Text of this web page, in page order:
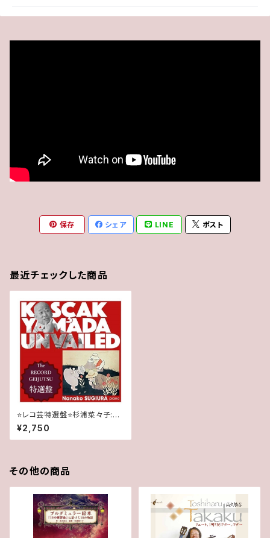
保存 シェア LINE ポスト
最近チェックした商品
⭐️レコ芸特選盤⭐️杉浦菜々子:山
田耕筰ピアノ作品集《子供と叔
父さん(おったん)》
¥2,750
その他の商品